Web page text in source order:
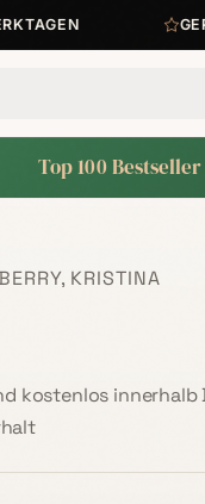
Top 100 Bestseller
KRISTINA
kostenlos innerhalb